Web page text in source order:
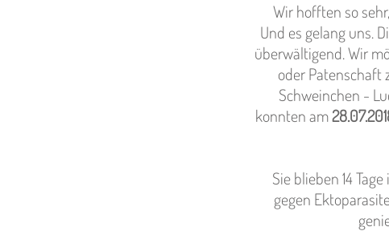
Wir hofften so
Und es gelang uns.
überwältigend. Wir
oder Patenschaft
Schweinchen -
konnten am
Sie blieben 14
gegen